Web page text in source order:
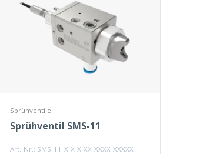
Sprühventile
Sprühventil SMS-11
Art.-Nr.: SMS-11-X-X-X-XX-XXXX-XXXXX